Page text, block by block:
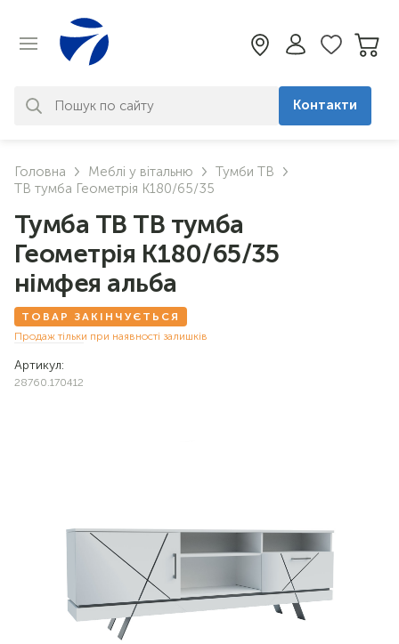
знайдено. Уточніть свій запит
Контакти
Головна Меблі у вітальню
Тумби ТВ
ТВ тумба Геометрія К180/65/35
Тумба ТВ ТВ тумба
Геометрія К180/65/35
німфея альба
ТОВАР ЗАКІНЧУЄТЬСЯ
Продаж тільки при наявності залишків
Артикул:
28760.170412